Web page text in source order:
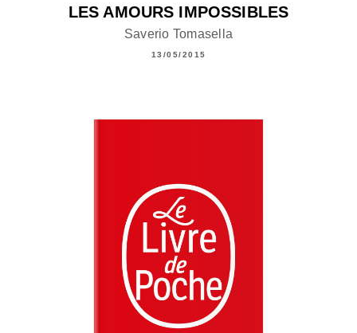
LES AMOURS IMPOSSIBLES
Saverio Tomasella
13/05/2015